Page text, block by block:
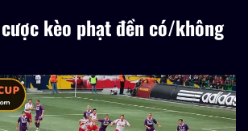
kèo phạt đền có/không